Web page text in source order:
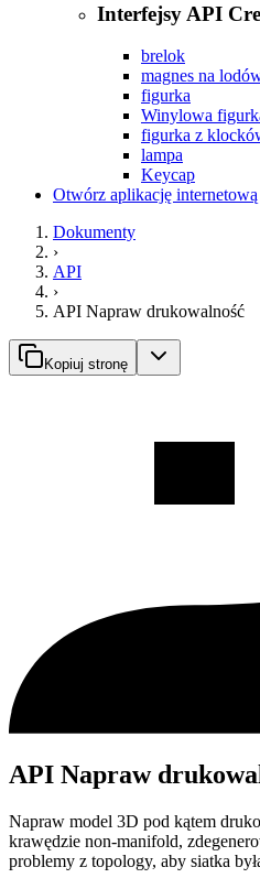
Interfejsy API
brelok
magnes na
figurka
Winylowa
figurka z
lampa
Keycap
Otwórz aplikację internetową
Dokumenty
›
API
›
API Napraw drukowalność
Kopiuj stronę
API Napraw
Napraw model 3D pod kątem
krawędzie non-manifold,
problemy z topology, aby siatka